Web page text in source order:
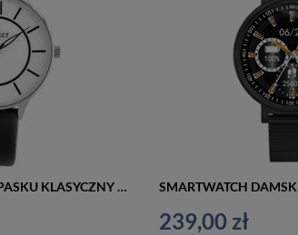
ZEGAREK DAMSKI NA PASKU KLASYCZNY PERFECT E346-2 (zp962c)
239,00 zł